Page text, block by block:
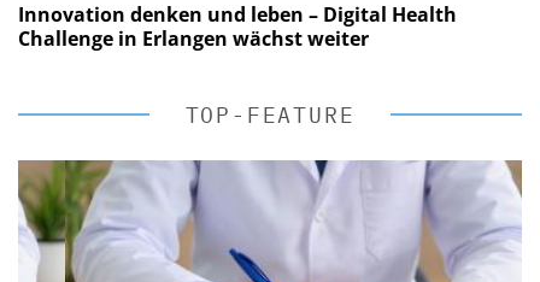
Innovation denken und leben – Digital Health
Challenge in Erlangen wächst weiter
TOP-FEATURE